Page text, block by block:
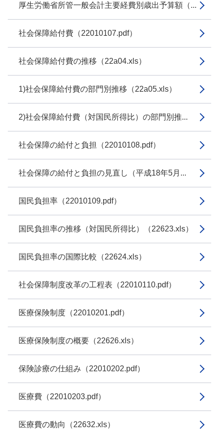
厚生労働省所管一般会計主要経費別歳出予算額（...
社会保障給付費（22010107.pdf）
社会保障給付費の推移（22a04.xls）
1)社会保障給付費の部門別推移（22a05.xls）
2)社会保障給付費（対国民所得比）の部門別推...
社会保障の給付と負担（22010108.pdf）
社会保障の給付と負担の見直し（平成18年5月...
国民負担率（22010109.pdf）
国民負担率の推移（対国民所得比）（22623.xls）
国民負担率の国際比較（22624.xls）
社会保障制度改革の工程表（22010110.pdf）
医療保険制度（22010201.pdf）
医療保険制度の概要（22626.xls）
保険診療の仕組み（22010202.pdf）
医療費（22010203.pdf）
医療費の動向（22632.xls）